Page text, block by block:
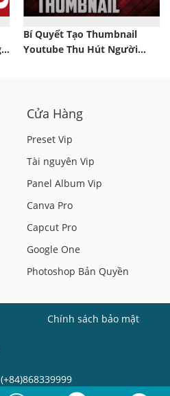
Bí Quyết Tạo Thumbnail
Youtube Thu Hút Người
Cửa Hàng
Preset Vip
Tài nguyên Vip
Panel Album Vip
Canva Pro
Capcut Pro
Google One
Photoshop Bản Quyền
Chính sách bảo mật
(+84)868339999